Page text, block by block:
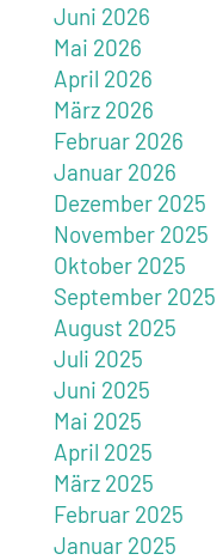
Juni 2026
Mai 2026
April 2026
März 2026
Februar 2026
Januar 2026
Dezember 2025
November 2025
Oktober 2025
September 2025
August 2025
Juli 2025
Juni 2025
Mai 2025
April 2025
März 2025
Februar 2025
Januar 2025